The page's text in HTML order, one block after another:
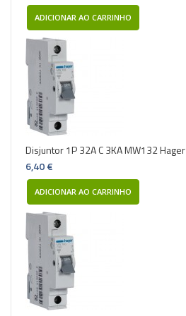
ADICIONAR AO CARRINHO
Disjuntor 1P 32A C 3KA MW132 Hager
6,40 €
ADICIONAR AO CARRINHO